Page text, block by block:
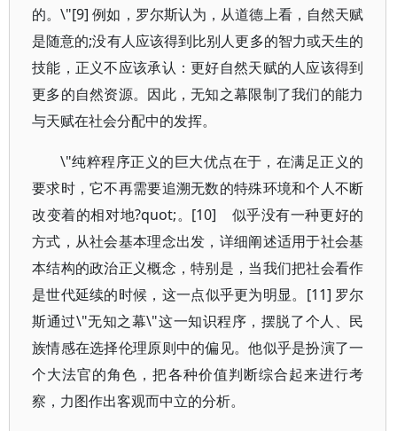
的。\"[9] 例如，罗尔斯认为，从道德上看，自然天赋
是随意的;没有人应该得到比别人更多的智力或天生的
技能，正义不应该承认：更好自然天赋的人应该得到
更多的自然资源。因此，无知之幕限制了我们的能力
与天赋在社会分配中的发挥。
\"纯粹程序正义的巨大优点在于，在满足正义的
要求时，它不再需要追溯无数的特殊环境和个人不断
改变着的相对地?quot;。[10] 似乎没有一种更好的
方式，从社会基本理念出发，详细阐述适用于社会基
本结构的政治正义概念，特别是，当我们把社会看作
是世代延续的时候，这一点似乎更为明显。[11] 罗尔
斯通过\"无知之幕\"这一知识程序，摆脱了个人、民
族情感在选择伦理原则中的偏见。他似乎是扮演了一
个大法官的角色，把各种价值判断综合起来进行考
察，力图作出客观而中立的分析。